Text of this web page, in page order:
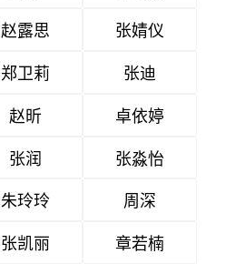
赵露思
张婧仪
郑卫莉
张迪
赵昕
卓依婷
张润
张淼怡
朱玲玲
周深
张凯丽
章若楠